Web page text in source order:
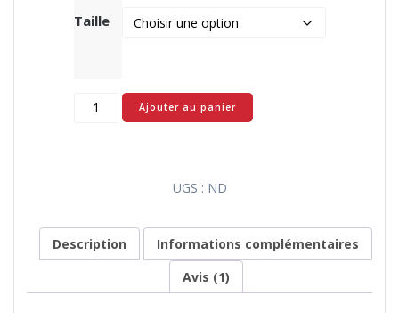
Taille
quantité
Pro
50
Ajouter au panier
UGS : ND
Description
Informations complémentaires
Avis (1)